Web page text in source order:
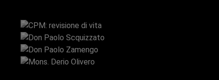
Don Paolo Scquizzato
Don Paolo Zamengo
Mons. Derio Olivero